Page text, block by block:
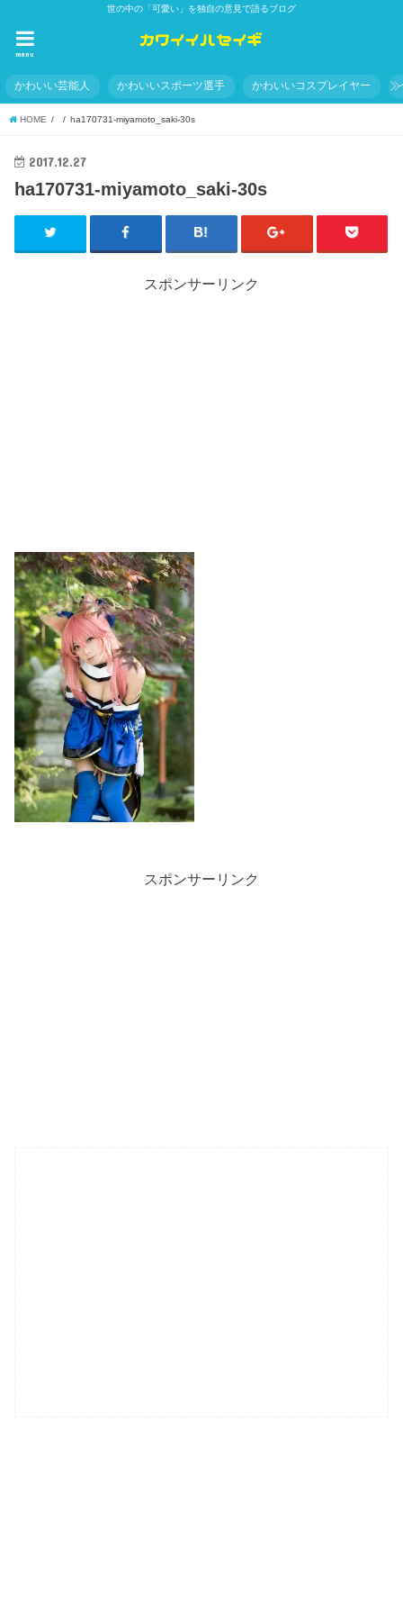
世の中の「可愛い」を独自の意見で語るブログ
menu
かわいい芸能人 かわいいスポーツ選手 かわいいコスプレイヤー
HOME ha170731-miyamoto_saki-30s
2017.12.27
ha170731-miyamoto_saki-30s
スポンサーリンク
スポンサーリンク